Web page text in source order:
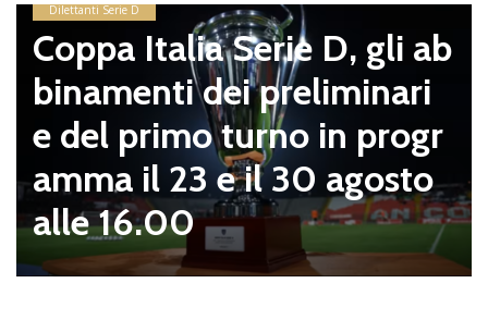
Dilettanti Serie D
Coppa Italia Serie D, gli ab
binamenti dei preliminari
e del primo turno in progr
amma il 23 e il 30 agosto
alle 16.00